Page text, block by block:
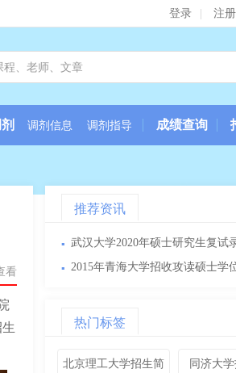
登录 注册
调剂信息 调剂指导 成绩查询
看
推荐资讯
▪ 武汉大学2020年硕士研究生复试
告
▪ 2015年青海大学招收攻读硕士学
热门标签
北京理工大学招生简 同济大